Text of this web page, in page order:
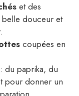
et des
douceur et
coupées en
: du paprika, du
pour donner un